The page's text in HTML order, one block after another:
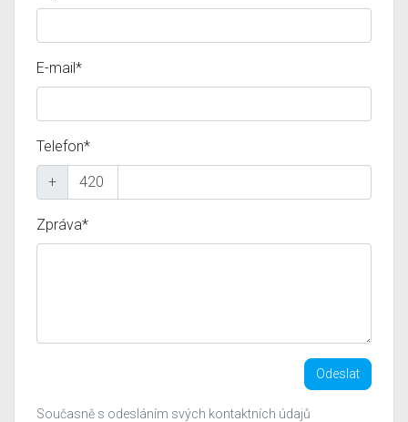
E-mail*
Telefon*
+
Zpráva*
Odeslat
Současně s odesláním svých kontaktních údajů